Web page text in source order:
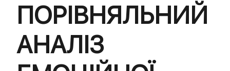
ПОРІВНЯЛЬНИЙ
АНАЛІЗ